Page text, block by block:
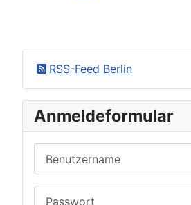
RSS-Feed Berlin
Anmeldeformular